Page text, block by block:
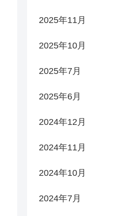
2025年11月
2025年10月
2025年7月
2025年6月
2024年12月
2024年11月
2024年10月
2024年7月